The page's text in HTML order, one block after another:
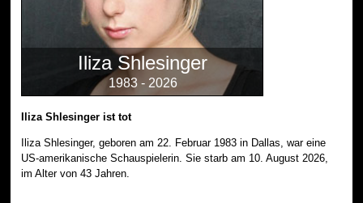
Iliza Shlesinger
1983 - 2026
Iliza Shlesinger ist tot
Iliza Shlesinger, geboren am 22. Februar 1983 in Dallas, war eine
US-amerikanische Schauspielerin. Sie starb am 10. August 2026,
im Alter von 43 Jahren.